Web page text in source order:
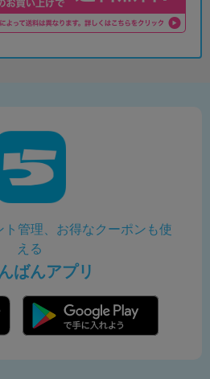
管理、お得なクーポンも使
える
ばんアプリ